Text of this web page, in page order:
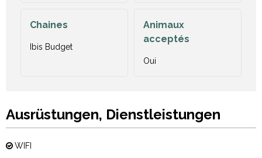
Chaines
Ibis Budget
Animaux
acceptés
Oui
Ausrüstungen, Dienstleistungen
WIFI